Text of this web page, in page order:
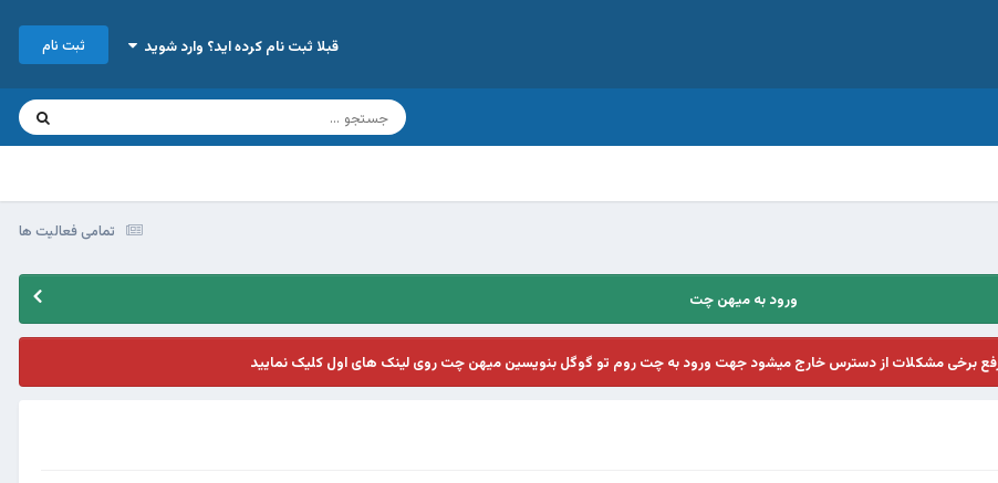
قبلا ثبت نام کرده اید؟ وارد شوید ثبت نام
تمامی فعالیت ها
ورود به میهن چت
برخی مشکلات از دسترس خارج میشود جهت ورود به چت روم تو گوگل بنویسین میهن چت روی لینک های اول کلیک نمایید